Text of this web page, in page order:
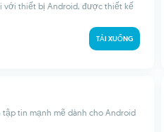
với thiết bị Android, được thiết kế
TẢI XUỐNG
tập tin mạnh mẽ dành cho Android